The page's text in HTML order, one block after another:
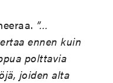
”…
ennen kuin
polttavia
joiden alta